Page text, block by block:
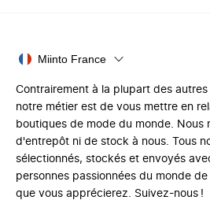
Miinto France
Contrairement à la plupart des
notre métier est de vous mettre en
boutiques de mode du monde. Nous
d'entrepôt ni de stock à nous. Tous
sélectionnés, stockés et envoyés
personnes passionnées du monde
que vous apprécierez. Suivez-nous !